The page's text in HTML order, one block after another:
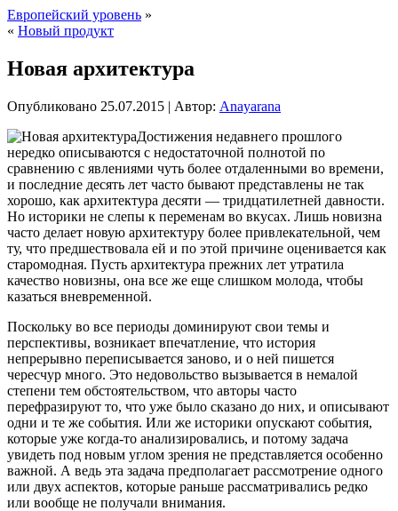
Европейский уровень »
« Новый продукт
Новая архитектура
Опубликовано 25.07.2015 | Автор: Anayarana
Достижения недавнего прошлого
нередко описываются с недостаточной полнотой по
сравнению с явлениями чуть более отдаленными во времени,
и последние десять лет часто бывают представлены не так
хорошо, как архитектура десяти — тридцатилетней давности.
Но историки не слепы к переменам во вкусах. Лишь новизна
часто делает новую архитектуру более привлекательной, чем
ту, что предшествовала ей и по этой причине оценивается как
старомодная. Пусть архитектура прежних лет утратила
качество новизны, она все же еще слишком молода, чтобы
казаться вневременной.
Поскольку во все периоды доминируют свои темы и
перспективы, возникает впечатление, что история
непрерывно переписывается заново, и о ней пишется
чересчур много. Это недовольство вызывается в немалой
степени тем обстоятельством, что авторы часто
перефразируют то, что уже было сказано до них, и описывают
одни и те же события. Или же историки опускают события,
которые уже когда-то анализировались, и потому задача
увидеть под новым углом зрения не представляется особенно
важной. А ведь эта задача предполагает рассмотрение одного
или двух аспектов, которые раньше рассматривались редко
или вообще не получали внимания.